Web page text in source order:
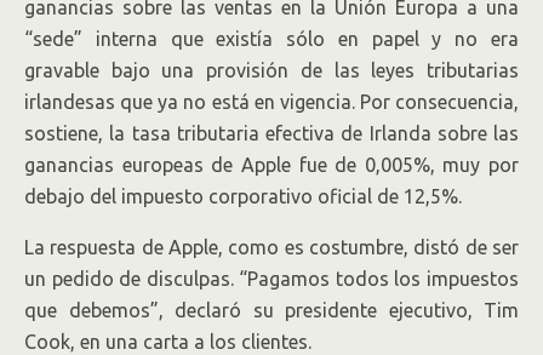
ganancias sobre las ventas en la Unión Europa a una
“sede” interna que existía sólo en papel y no era
gravable bajo una provisión de las leyes tributarias
irlandesas que ya no está en vigencia. Por consecuencia,
sostiene, la tasa tributaria efectiva de Irlanda sobre las
ganancias europeas de Apple fue de 0,005%, muy por
debajo del impuesto corporativo oficial de 12,5%.
La respuesta de Apple, como es costumbre, distó de ser
un pedido de disculpas. “Pagamos todos los impuestos
que debemos”, declaró su presidente ejecutivo, Tim
Cook, en una carta a los clientes.